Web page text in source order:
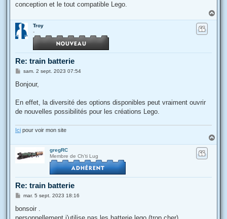
conception et le tout compatible Lego.
a
Troy
-
Re: train batterie
M
s
g
sam. 2 sept. 2023 07:54
Bonjour,
En effet, la diversité des options disponibles peut vraiment ouvrir
de nouvelles possibilités pour les créations Lego.
Ici pour voir mon site
a
gregRC
Membre de Ch'ti Lug
Re: train batterie
M
s
mar. 5 sept. 2023 18:16
bonsoir .